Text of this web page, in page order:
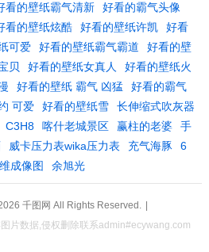
看的壁纸霸气清新
好看的霸气头像
看的壁纸炫酷 好看的壁纸许凯
好看
可爱 好看的壁纸霸气霸道
好看的壁
贝 好看的壁纸女真人
好看的壁纸火
好看的壁纸 霸气 凶猛
好看的霸气
可爱 好看的壁纸雪
长伸缩式吹灰器
C3H8 喀什老城景区 赢柱的老婆
手
威卡压力表wika压力表 充气海豚
6
成像图 余旭光
千图网 All Rights Reserved.
|
片数据,侵权删除联系admin#ecywang.com